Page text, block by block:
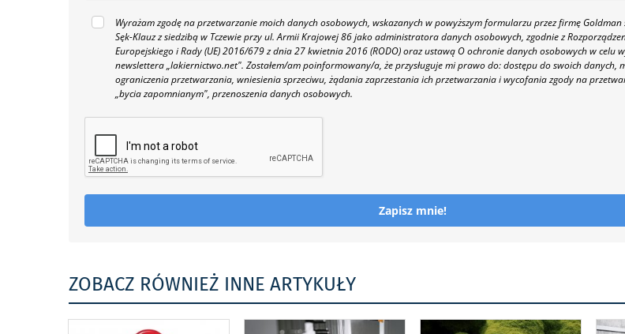
Wyrażam zgodę na przetwarzanie moich danych osobowych, wskazanych w powyższym formularzu przez firmę Goldman
Sęk-Klauz z siedzibą w Tczewie przy ul. Armii Krajowej 86 jako administratora danych osobowych, zgodnie z
Europejskiego i Rady (UE) 2016/679 z dnia 27 kwietnia 2016 (RODO) oraz ustawą O ochronie danych osobowych w celu
newslettera „lakiernictwo.net". Zostałem/am poinformowany/a, że przysługuje mi prawo do: dostępu do swoich danych,
ograniczenia przetwarzania, wniesienia sprzeciwu, żądania zaprzestania ich przetwarzania i wycofania zgody na
„bycia zapomnianym", przenoszenia danych osobowych.
Zapisz mnie!
ZOBACZ RÓWNIEŻ INNE ARTYKUŁY